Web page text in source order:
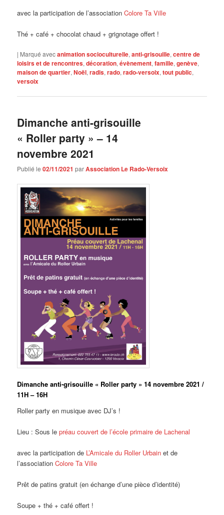
avec la participation de l’associationColore Ta Ville
Thé + café + chocolat chaud + grignotage offert !
| Marqué avecanimation socioculturelle,anti-grisouille,centre de
loisirs et de rencontres,décoration,évènement,famille,genève,
maison de quartier,Noël,radis,rado,rado-versoix,tout public,
versoix
Dimanche anti-grisouille
« Roller party » – 14
novembre 2021
Publié le02/11/2021 parAssociation Le Rado-Versoix
Dimanche anti-grisouille « Roller party » 14 novembre 2021 /
11H – 16H
Roller party en musique avec DJ’s !
Lieu : Sous lepréau couvert de l’école primaire de Lachenal
avec la participation de L’Amicale du Roller Urbain et de
l’associationColore Ta Ville
Prêt de patins gratuit (en échange d’une pièce d’identité)
Soupe + thé + café offert !